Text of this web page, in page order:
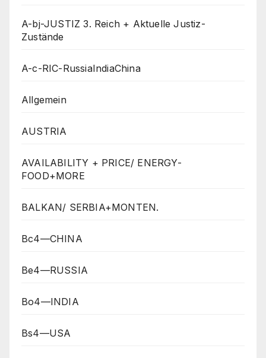
A-bj-JUSTIZ 3. Reich + Aktuelle Justiz-
Zustände
A-c-RIC-RussiaIndiaChina
Allgemein
AUSTRIA
AVAILABILITY + PRICE/ ENERGY-
FOOD+MORE
BALKAN/ SERBIA+MONTEN.
Bc4—CHINA
Be4—RUSSIA
Bo4—INDIA
Bs4—USA